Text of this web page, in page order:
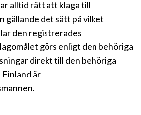
alltid rätt att klaga till
gällande det sätt på vilket
den registrerades
görs enligt den behöriga
direkt till den behöriga
Finland är